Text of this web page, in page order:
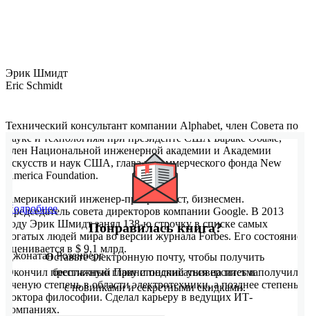
Эрик Шмидт
Eric Schmidt
Технический консультант компании Alphabet, член Совета по
науке и технологиям при президенте США Бараке Обаме,
член Национальной инженерной академии и Академии
искусств и наук США, глава некоммерческого фонда New
America Foundation.
Американский инженер-программист, бизнесмен.
Председатель совета директоров компании Google. В 2013
году Эрик Шмидт занял 138-ю строчку в списке самых
богатых людей мира во версии журнала Forbes. Его состояние
оценивается в $ 9,1 млрд.
Окончил престижный Принстонский университет и получил
ученую степень в области электротехники, а позднее степень
доктора философии. Сделал карьеру в ведущих ИТ-
компаниях.
Подробнее
Джонатан Розенберг
Понравилась книга?
Оставьте электронную почту, чтобы получить
бесплатную главу и подписаться на письма
с новинками и секретными скидками.